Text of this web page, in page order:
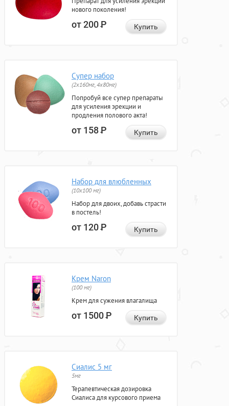
нового поколения!
от 200Р Купить
Супер набор
(2х160мг, 4х80мг)
Попробуй все супер препараты
для усиления эрекции и
продления полового акта!
от 158Р Купить
Набор для влюбленных
(10х100 мг)
Набор для двоих, добавь страсти
в постель!
от 120Р Купить
Крем Naron
(100 мг)
Крем для сужения влагалища
от 1500Р Купить
Сиалис 5 мг
5мг
Терапевтическая дозировка
Сиалиса для курсового приема